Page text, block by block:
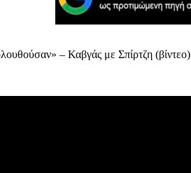
– Καβγάς με Σπίρτζη (βίντεο)